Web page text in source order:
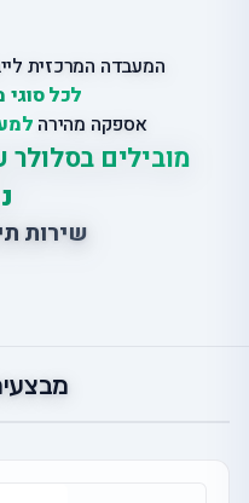
המעבדה המרכזית
לכל
אספקה מהירה
מובילים
שירות ת